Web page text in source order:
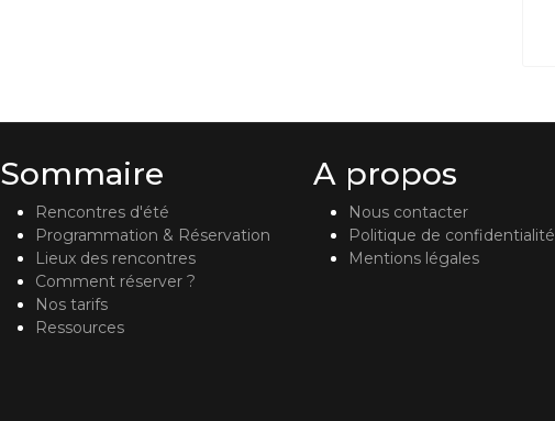
Sommaire
Rencontres d'été
Programmation & Réservation
Lieux des rencontres
Comment réserver ?
Nos tarifs
Ressources
A propos
Nous contacter
Politique de confidentialité
Mentions légales